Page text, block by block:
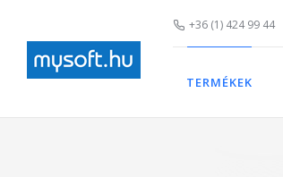
+36 (1) 424 99 44
TERMÉKEK